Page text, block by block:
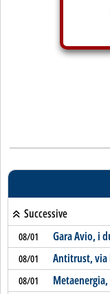
Successive
08/01 Gara Avio, i
08/01 Antitrust, via
08/01